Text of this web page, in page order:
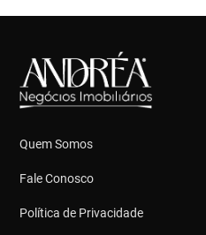
Quem Somos
Fale Conosco
Política de Privacidade